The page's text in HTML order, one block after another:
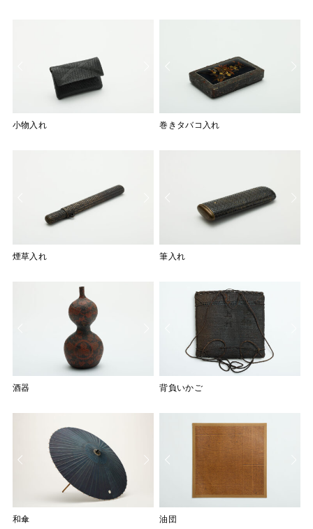
小物入れ
小物入れ
小物入れ
小物入れ 巻きタバコ入れ
煙草入れ 筆入れ
酒器 背負いかご
和傘
和傘
和傘
和傘 油団